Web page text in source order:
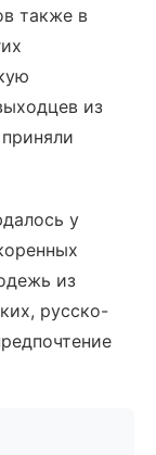
также в
из
у
из
русско-